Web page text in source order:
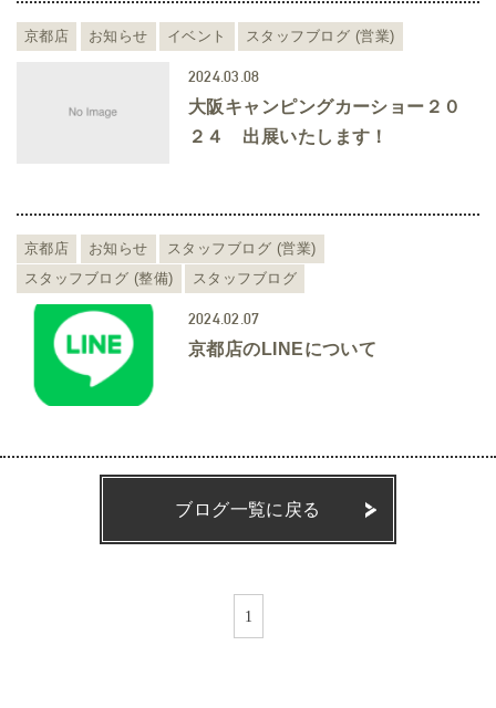
京都店 お知らせ イベント スタッフブログ (営業)
2024.03.08
大阪キャンピングカーショー２０
２４ 出展いたします！
京都店 お知らせ
スタッフブログ (営業)
スタッフブログ (整備)
スタッフブログ
2024.02.07
京都店のLINEについて
ブログ一覧に戻る
1